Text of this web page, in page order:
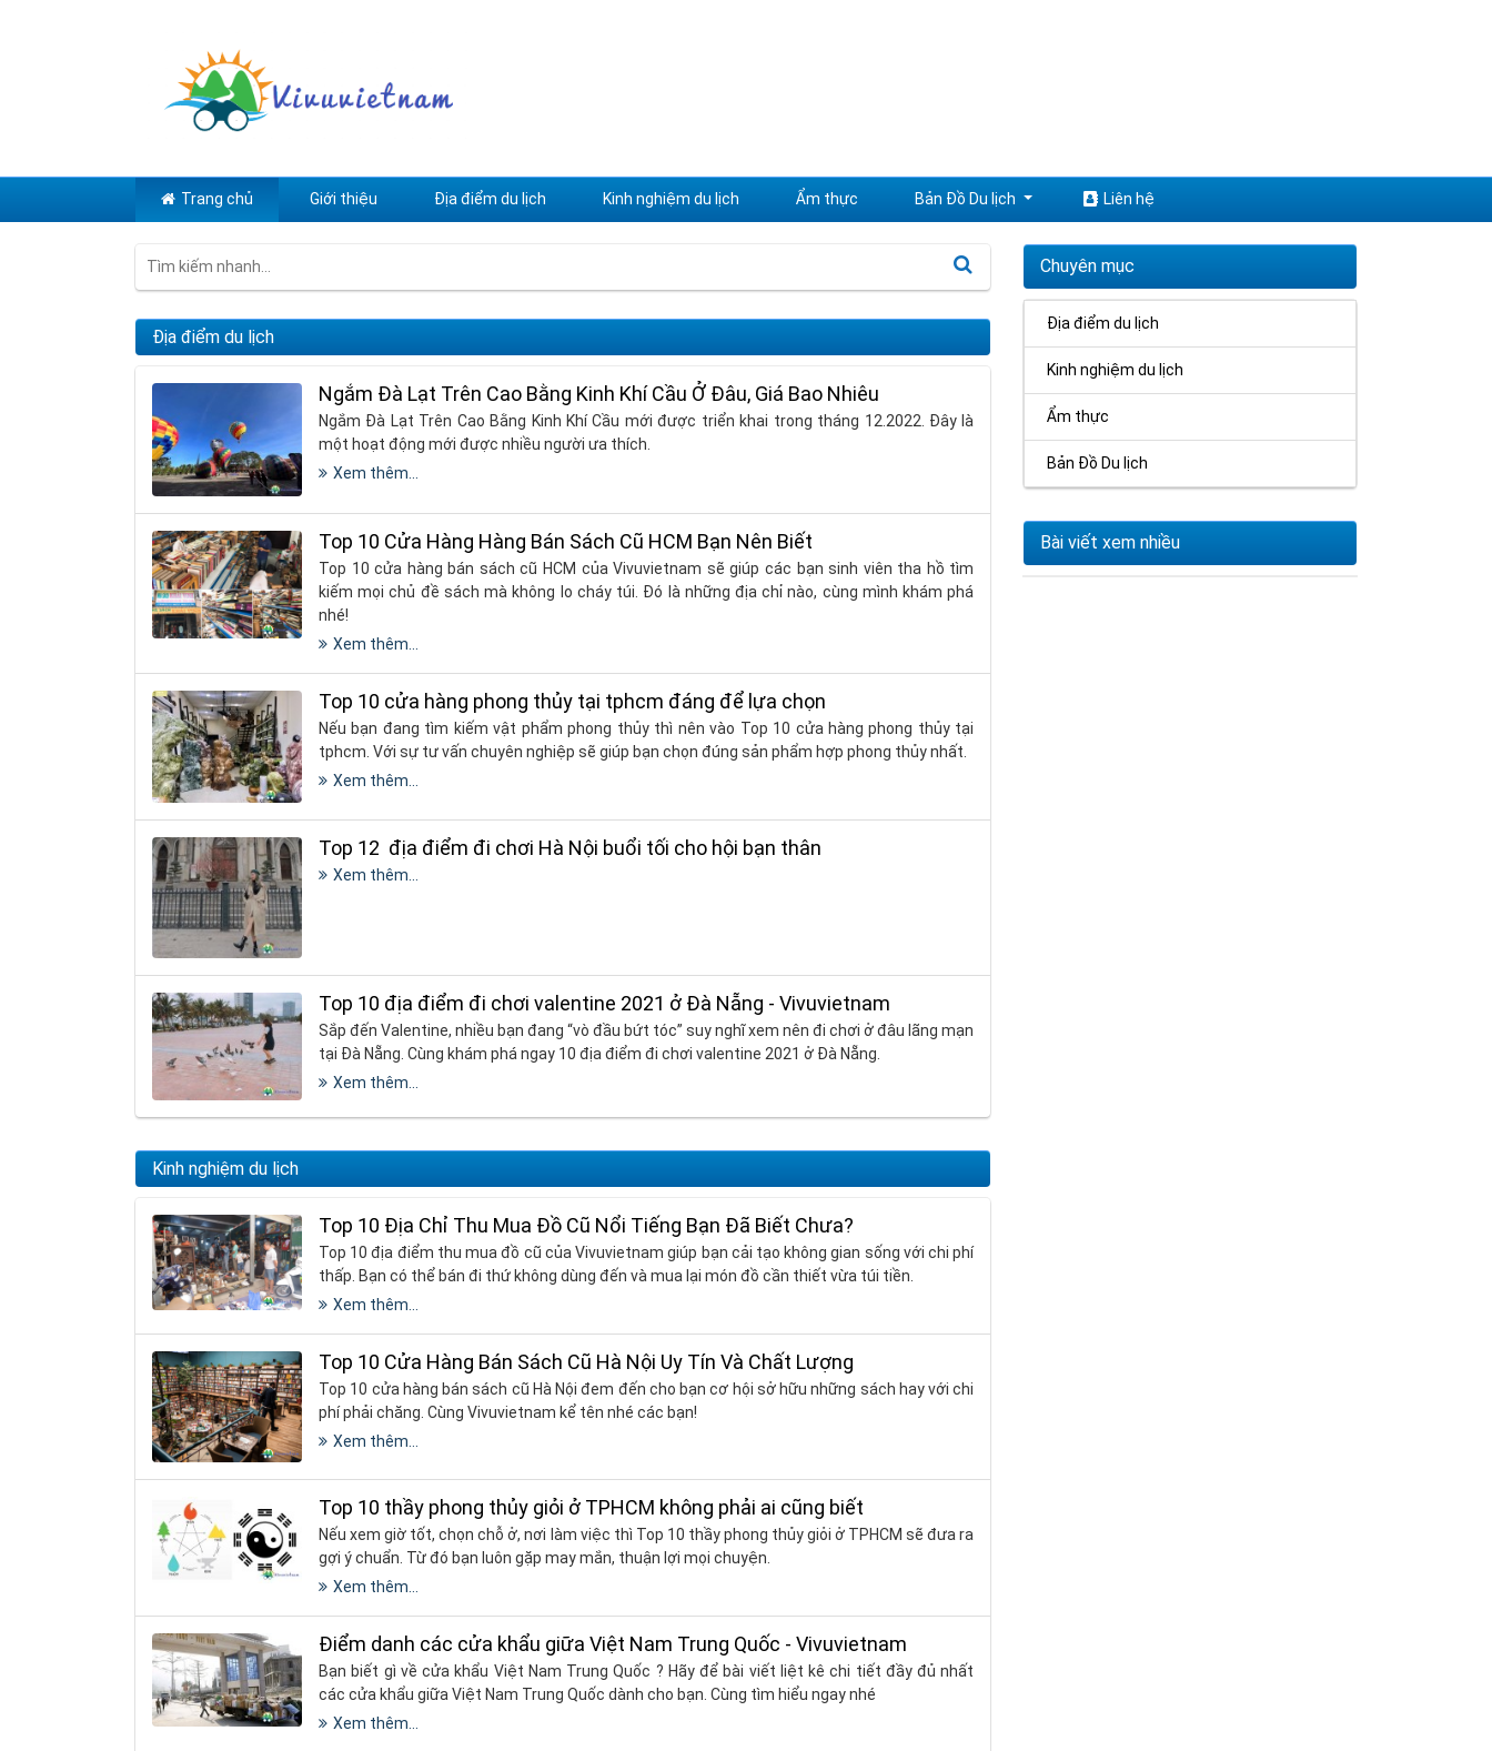
Trang chủ Giới thiệu Địa điểm du lịch Kinh nghiệm du lịch Ẩm thực Bản Đồ Du lịch Liên hệ
Địa điểm du lịch
Ngắm Đà Lạt Trên Cao Bằng Kinh Khí Cầu Ở Đâu, Giá Bao Nhiêu
Ngắm Đà Lạt Trên Cao Bằng Kinh Khí Cầu mới được triển khai trong tháng 12.2022. Đây là
một hoạt động mới được nhiều người ưa thích.
Xem thêm...
​​​​​​​Top 10 Cửa Hàng Hàng Bán Sách Cũ HCM Bạn Nên Biết
Top 10 cửa hàng bán sách cũ HCM của Vivuvietnam sẽ giúp các bạn sinh viên tha hồ tìm
kiếm mọi chủ đề sách mà không lo cháy túi. Đó là những địa chỉ nào, cùng mình khám phá
nhé!
Xem thêm...
Top 10 cửa hàng phong thủy tại tphcm đáng để lựa chọn
Nếu bạn đang tìm kiếm vật phẩm phong thủy thì nên vào Top 10 cửa hàng phong thủy tại
tphcm. Với sự tư vấn chuyên nghiệp sẽ giúp bạn chọn đúng sản phẩm hợp phong thủy nhất.
Xem thêm...
Top 12 địa điểm đi chơi Hà Nội buổi tối cho hội bạn thân
Xem thêm...
Top 10 địa điểm đi chơi valentine 2021 ở Đà Nẵng - Vivuvietnam
Sắp đến Valentine, nhiều bạn đang “vò đầu bứt tóc” suy nghĩ xem nên đi chơi ở đâu lãng mạn
tại Đà Nẵng. Cùng khám phá ngay 10 địa điểm đi chơi valentine 2021 ở Đà Nẵng.
Xem thêm...
Kinh nghiệm du lịch
Top 10 Địa Chỉ Thu Mua Đồ Cũ Nổi Tiếng Bạn Đã Biết Chưa?
Top 10 địa điểm thu mua đồ cũ của Vivuvietnam giúp bạn cải tạo không gian sống với chi phí
thấp. Bạn có thể bán đi thứ không dùng đến và mua lại món đồ cần thiết vừa túi tiền.
Xem thêm...
Top 10 Cửa Hàng Bán Sách Cũ Hà Nội Uy Tín Và Chất Lượng
Top 10 cửa hàng bán sách cũ Hà Nội đem đến cho bạn cơ hội sở hữu những sách hay với chi
phí phải chăng. Cùng Vivuvietnam kể tên nhé các bạn!
Xem thêm...
Top 10 thầy phong thủy giỏi ở TPHCM không phải ai cũng biết
Nếu xem giờ tốt, chọn chỗ ở, nơi làm việc thì Top 10 thầy phong thủy giỏi ở TPHCM sẽ đưa ra
gợi ý chuẩn. Từ đó bạn luôn gặp may mắn, thuận lợi mọi chuyện.
Xem thêm...
Điểm danh các cửa khẩu giữa Việt Nam Trung Quốc - Vivuvietnam
Bạn biết gì về cửa khẩu Việt Nam Trung Quốc ? Hãy để bài viết liệt kê chi tiết đầy đủ nhất
các cửa khẩu giữa Việt Nam Trung Quốc dành cho bạn. Cùng tìm hiểu ngay nhé
Xem thêm...
Chuyên mục
Địa điểm du lịch
Kinh nghiệm du lịch
Ẩm thực
Bản Đồ Du lịch
Bài viết xem nhiều